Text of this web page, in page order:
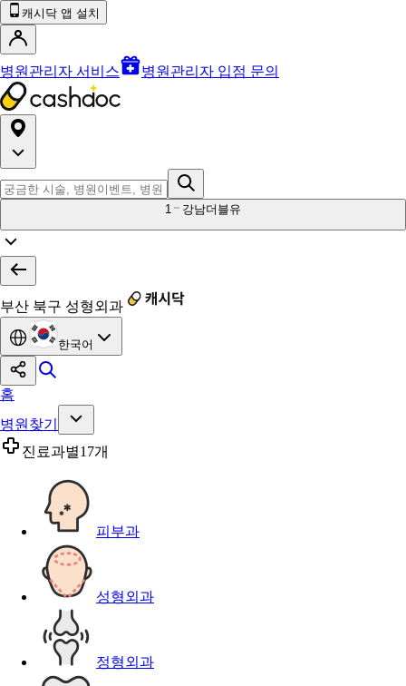
캐시닥 앱 설치
병원관리자 서비스 병원관리자 입점 문의
1 강남더블유
부산 북구 성형외과
한국어
홈
병원찾기
진료과별17개
피부과
성형외과
정형외과